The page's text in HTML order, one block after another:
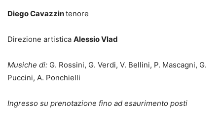
Diego Cavazzintenore
Direzione artistica Alessio Vlad
Musiche di: G. Rossini, G. Verdi, V. Bellini, P. Mascagni, G.
Puccini, A. Ponchielli
Ingresso su prenotazione fino ad esaurimento posti